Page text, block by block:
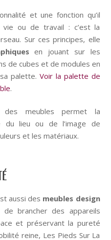
et une fonction qu’il
ou de travail : c’est la
Sur ces principes, elle
en jouant sur les
de cubes et de modules en
palette. Voir la palette de
.
des meubles permet la
du lieu ou de l’image de
et les matériaux.
aussi des meubles design
brancher des appareils
et préservant la pureté
reine, Les Pieds Sur La